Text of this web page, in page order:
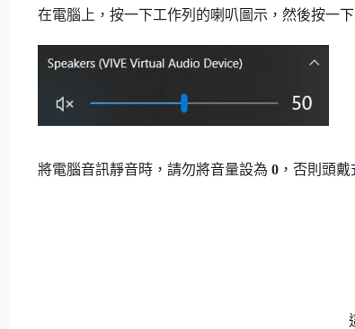
在電腦上，按一下工作列的喇叭圖示，然後按一
將電腦音訊靜音時，請勿將音量設為 0，否則頭戴